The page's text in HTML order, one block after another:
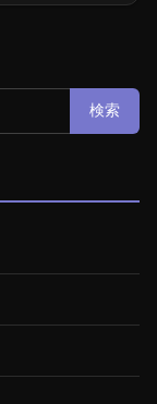
検索